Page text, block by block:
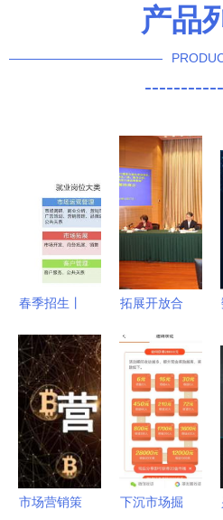
产品
春季招生丨
迎报考市场
营销专业
从策略到实
战，解锁你
的商业洞察
力
拓展开放合
共商发挥进
口博览
会“溢出”效
应，构筑长
三角联动辐
射新高地
市场营销策 下沉市场掘